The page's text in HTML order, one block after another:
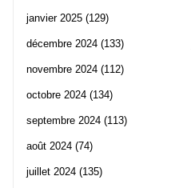
janvier 2025 (129)
décembre 2024 (133)
novembre 2024 (112)
octobre 2024 (134)
septembre 2024 (113)
août 2024 (74)
juillet 2024 (135)